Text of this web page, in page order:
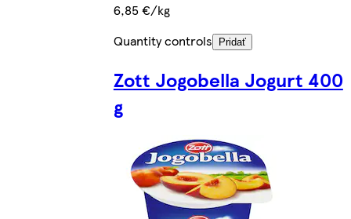
6,85 €/kg
Quantity controls
Pridať
Zott Jogobella Jogurt 400
g